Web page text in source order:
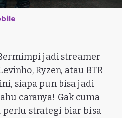
jadi streamer
Ryzen, atau BTR
siapa pun bisa jadi
caranya! Gak cuma
perlu strategi biar bisa